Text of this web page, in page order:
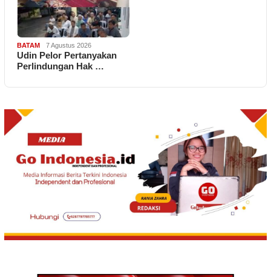
BATAM 7 Agustus 2026
Udin Pelor Pertanyakan
Perlindungan Hak …